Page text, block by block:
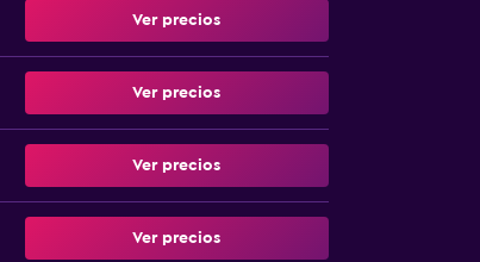
Ver precios
Ver precios
Ver precios
Ver precios